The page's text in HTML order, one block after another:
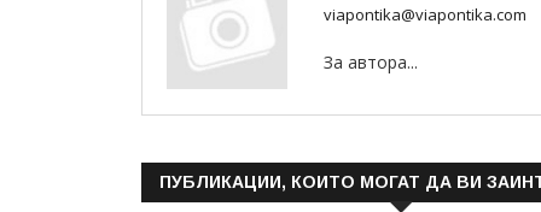
viapontika@viapontika.com
За автора...
ПУБЛИКАЦИИ, КОИТО МОГАТ ДА ВИ